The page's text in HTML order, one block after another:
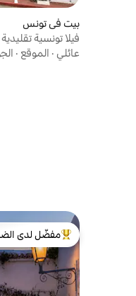
بيت في تونس
فيلا تونسية
عائلي · الموقع ·
من أبرز البيوت
مفضّل لدى